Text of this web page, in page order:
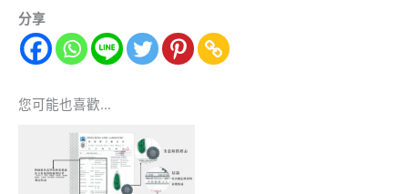
分享
您可能也喜歡…